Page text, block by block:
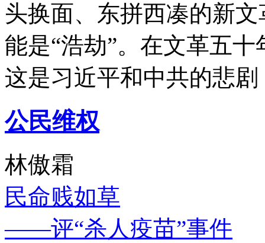
头换面、东拼西凑的新
能是“浩劫”。在文革五
这是习近平和中共的悲
公民维权
林傲霜
民命贱如草
——评“杀人疫苗”事件